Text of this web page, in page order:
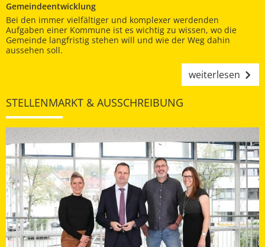
Gemeindeentwicklung
Bei den immer vielfältiger und komplexer werdenden
Aufgaben einer Kommune ist es wichtig zu wissen, wo die
Gemeinde langfristig stehen will und wie der Weg dahin
aussehen soll.
weiterlesen
STELLENMARKT & AUSSCHREIBUNG